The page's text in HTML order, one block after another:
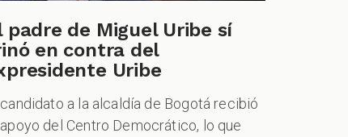
padre de Miguel Uribe sí
en contra del
Uribe
candidato a la alcaldía de Bogotá recibió
del Centro Democrático, lo que